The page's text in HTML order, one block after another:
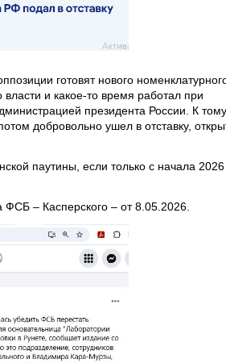
готовят нового
и какое-то время работал при
президента России. К тому
добровольно ушел в отставку,
паутины, если только с начала 2026
– Касперского – от 8.05.2026.